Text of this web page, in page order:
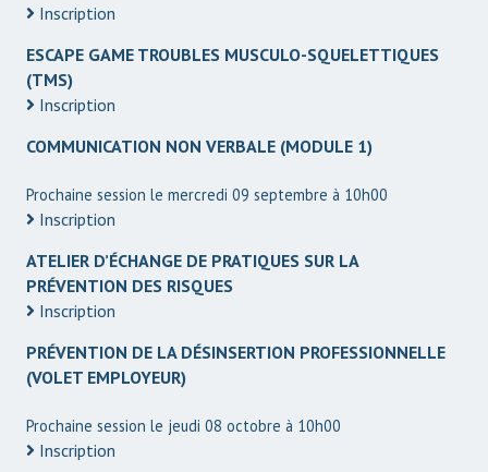
Inscription
ESCAPE GAME TROUBLES MUSCULO-SQUELETTIQUES
(TMS)
Inscription
COMMUNICATION NON VERBALE (MODULE 1)
Prochaine session le mercredi 09 septembre à 10h00
Inscription
ATELIER D’ÉCHANGE DE PRATIQUES SUR LA
PRÉVENTION DES RISQUES
Inscription
PRÉVENTION DE LA DÉSINSERTION PROFESSIONNELLE
(VOLET EMPLOYEUR)
Prochaine session le jeudi 08 octobre à 10h00
Inscription